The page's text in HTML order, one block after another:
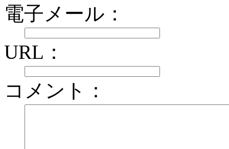
電子メール：
URL：
コメント：